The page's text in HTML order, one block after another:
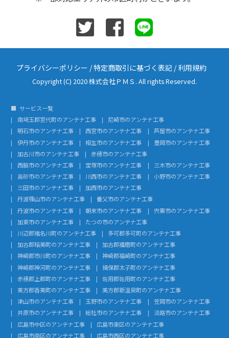
プライバシーポリシー /特定商取引に基づく表記 /利用規約
Copyright (C) 2020 株式会社ＰＭＳ. All rights Reserved.
サービス一覧
南埼玉郡宮代町のアンテナ工事
尼崎市のアンテナ工事
明石市のアンテナ工事
西宮市のアンテナ工事
芦屋市のアンテナ工事
伊丹市のアンテナ工事
相生市のアンテナ工事
豊岡市のアンテナ工事
加古川市のアンテナ工事
赤穂市のアンテナ工事
西脇市のアンテナ工事
宝塚市のアンテナ工事
三木市のアンテナ工事
高砂市のアンテナ工事
川西市のアンテナ工事
小野市のアンテナ工事
三田市のアンテナ工事
加西市のアンテナ工事
丹波篠山市のアンテナ工事
養父市のアンテナ工事
丹波市のアンテナ工事
朝来市のアンテナ工事
宍粟市のアンテナ工事
加東市のアンテナ工事
たつの市のアンテナ工事
川辺郡猪名川町のアンテナ工事
多可郡多可町のアンテナ工事
加古郡稲美町のアンテナ工事
加古郡播磨町のアンテナ工事
神崎郡市川町のアンテナ工事
神崎郡福崎町のアンテナ工事
神崎郡神河町のアンテナ工事
揖保郡太子町のアンテナ工事
赤穂郡上郡町のアンテナ工事
佐用郡佐用町のアンテナ工事
美方郡香美町のアンテナ工事
美方郡新温泉町のアンテナ工事
津山市のアンテナ工事
玉野市のアンテナ工事
笠岡市のアンテナ工事
井原市のアンテナ工事
総社市のアンテナ工事
淡路市のアンテナ工事
広島市中区のアンテナ工事
広島市東区のアンテナ工事
広島市南区のアンテナ工事
広島市西区のアンテナ工事